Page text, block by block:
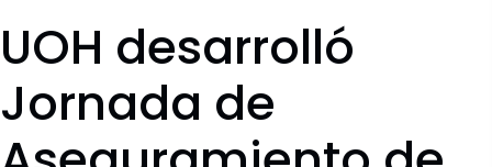
UOH desarrolló
Jornada de